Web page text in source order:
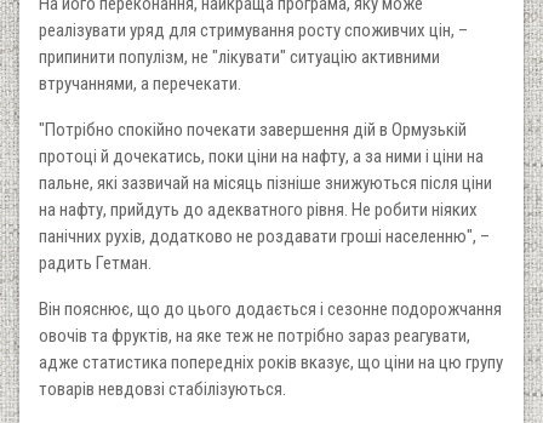
реалізувати уряд для стримування росту споживчих цін, –
припинити популізм, не "лікувати" ситуацію активними
втручаннями, а перечекати.
"Потрібно спокійно почекати завершення дій в Ормузькій
протоці й дочекатись, поки ціни на нафту, а за ними і ціни на
пальне, які зазвичай на місяць пізніше знижуються після ціни
на нафту, прийдуть до адекватного рівня. Не робити ніяких
панічних рухів, додатково не роздавати гроші населенню", –
радить Гетман.
Він пояснює, що до цього додається і сезонне подорожчання
овочів та фруктів, на яке теж не потрібно зараз реагувати,
адже статистика попередніх років вказує, що ціни на цю групу
товарів невдовзі стабілізуються.